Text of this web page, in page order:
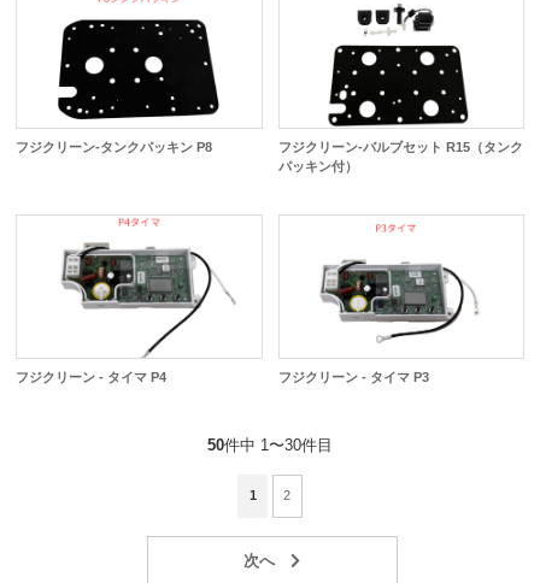
フジクリーン-タンクパッキン P8
フジクリーン-バルブセット R15（タンク
パッキン付）
フジクリーン - タイマ P4 フジクリーン - タイマ P3
50件中 1〜30件目
1 2